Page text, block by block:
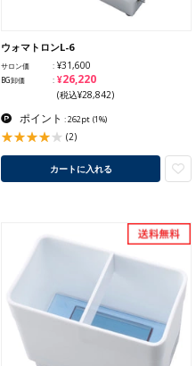
ウォマトロンL-6
サロン価 ¥31,600
BG卸価 ¥26,220
(税込¥28,842)
ポイント : 262pt (1%)
(2)
カートに入れる